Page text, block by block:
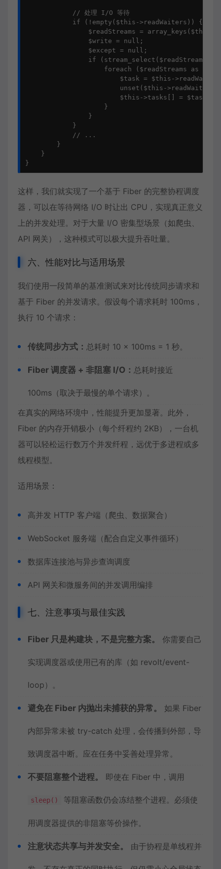
            // 处理 I/O 等待
            if (!empty($this->readWaiters)) {
$readStreams = array_keys($this-
                $write = null;
                $except = null;
if (stream_select($readStreams,
foreach ($readStreams as
$task = $this-
unset($this-
$this->tasks[] = $task; //
                    }
                }
            }
            // ...
        }
    }
}
这样，我们就实现了一个基于 Fiber 的完整协程调度
器，可以在等待网络 I/O 时让出 CPU，实现真正意义
上的并发处理。对于大量 I/O 密集型场景（如爬虫、
API 网关），这种模式可以极大提升吞吐量。
六、性能对比与适用场景
我们使用一段简单的基准测试来对比传统同步请求和
基于 Fiber 的并发请求。假设每个请求耗时 100ms，
执行 10 个请求：
传统同步方式： 总耗时 10 × 100ms = 1 秒。
Fiber 调度器 + 非阻塞 I/O： 总耗时接近
100ms（取决于最慢的单个请求）。
在真实的网络环境中，性能提升更加显著。此外，
Fiber 的内存开销极小（每个纤程约 2KB），一台机
器可以轻松运行数万个并发纤程，远优于多进程或多
线程模型。
适用场景：
高并发 HTTP 客户端（爬虫、数据聚合）
WebSocket 服务端（配合自定义事件循环）
数据库连接池与异步查询调度
API 网关和微服务间的并发调用编排
七、注意事项与最佳实践
Fiber 只是构建块，不是完整方案。 你需要自己
实现调度器或使用已有的库（如 revolt/event-
loop）。
避免在 Fiber 内抛出未捕获的异常。 如果 Fiber
内部异常未被 try-catch 处理，会传播到外部，导
致调度器中断。应在任务中妥善处理异常。
不要阻塞整个进程。 即使在 Fiber 中，调用
sleep() 等阻塞函数仍会冻结整个进程。必须使
用调度器提供的非阻塞等价操作。
注意状态共享与并发安全。 由于协程是单线程并